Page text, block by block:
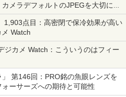
メラデフォルトのJPEGを大切にす
1,903点目：高密閉で保冷効果が高い
Watch
ジカメ Watch：こういうのはフィー
第146回：PRO銘の魚眼レンズを
ォーサーズへの期待と可能性